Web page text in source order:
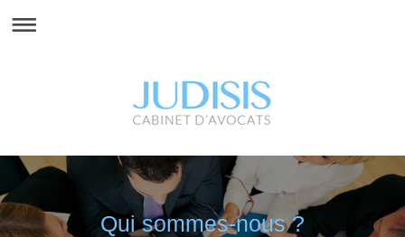
Qui sommes-nous ?